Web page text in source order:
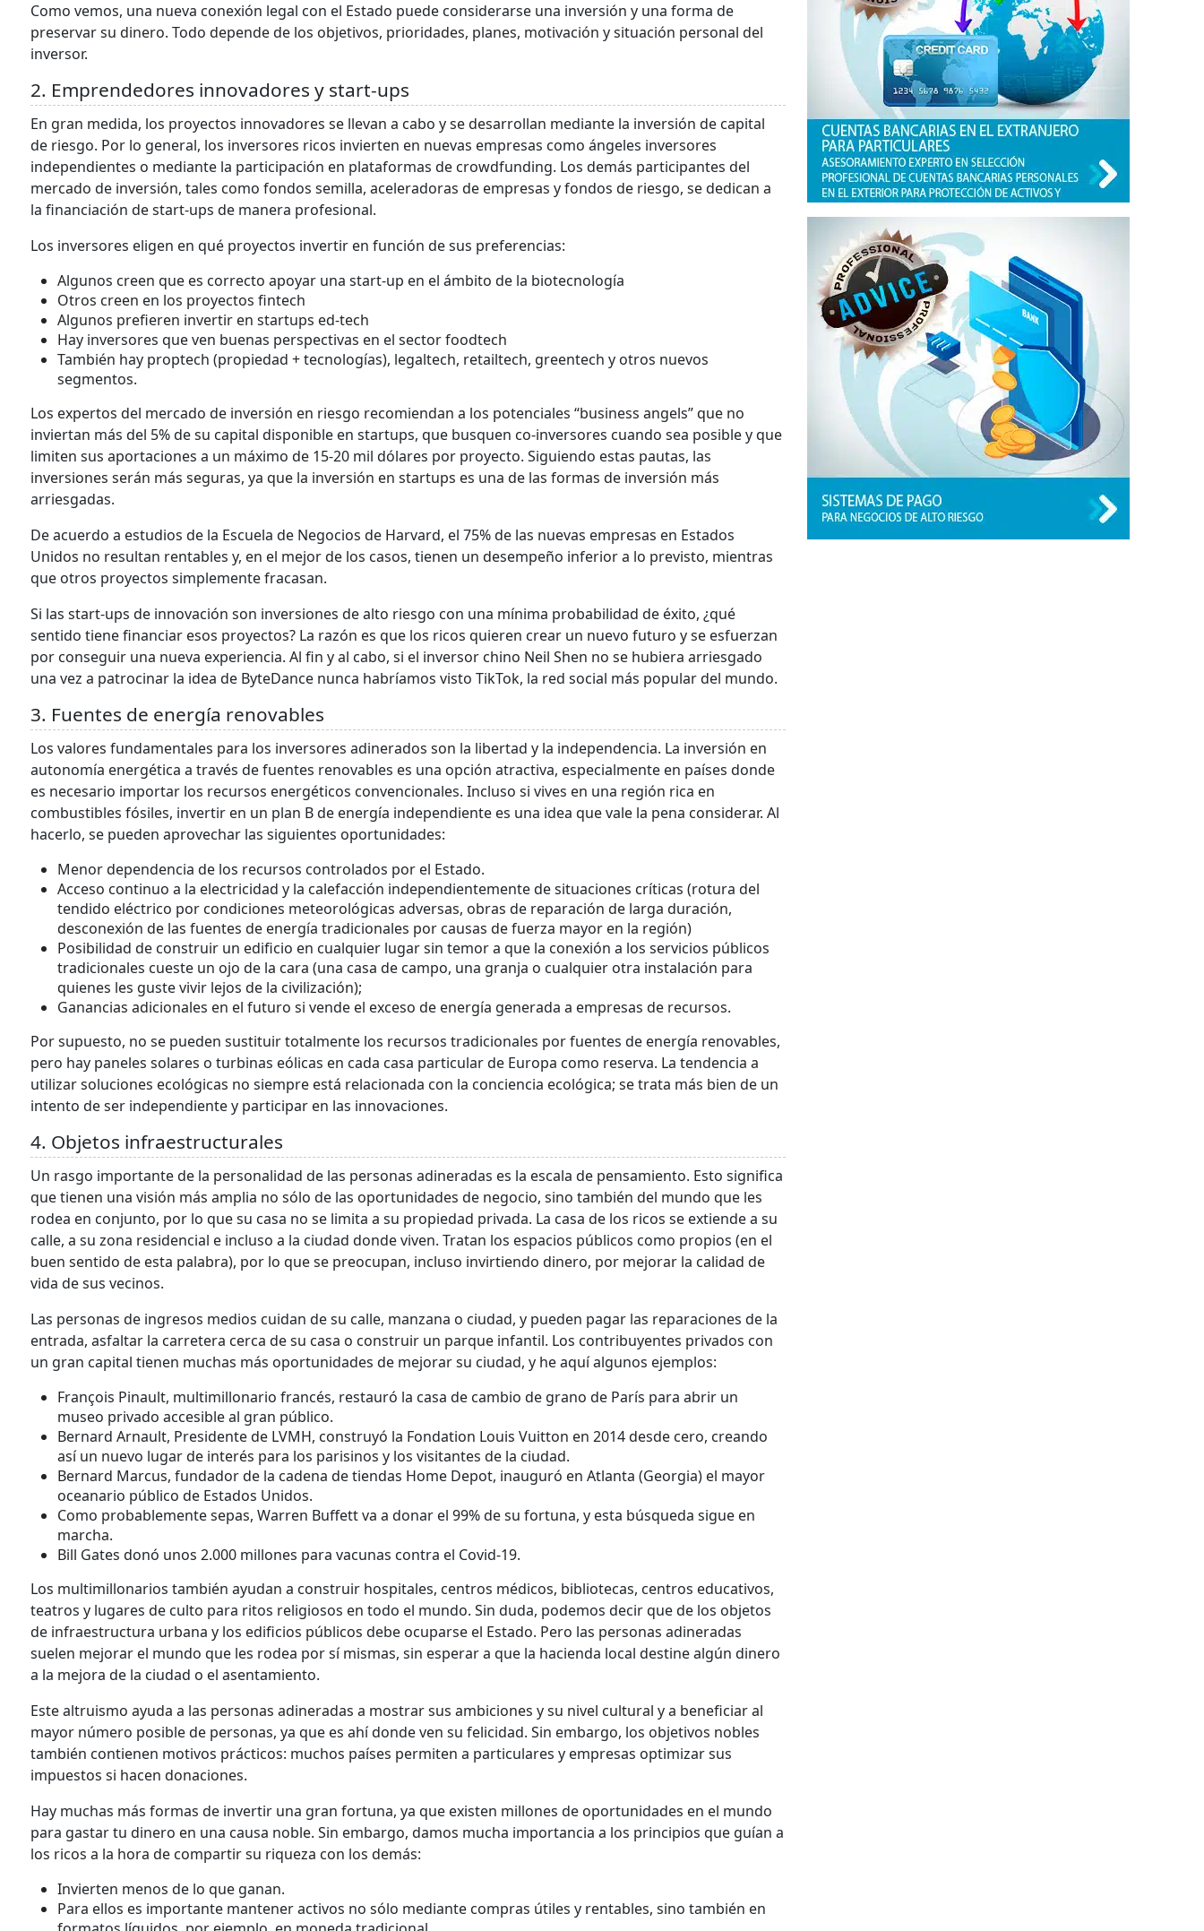
Como vemos, una nueva conexión legal con el Estado puede considerarse una inversión y una forma de
preservar su dinero. Todo depende de los objetivos, prioridades, planes, motivación y situación personal del
inversor.
2. Emprendedores innovadores y start-ups
En gran medida, los proyectos innovadores se llevan a cabo y se desarrollan mediante la inversión de capital
de riesgo. Por lo general, los inversores ricos invierten en nuevas empresas como ángeles inversores
independientes o mediante la participación en plataformas de crowdfunding. Los demás participantes del
mercado de inversión, tales como fondos semilla, aceleradoras de empresas y fondos de riesgo, se dedican a
la financiación de start-ups de manera profesional.
Los inversores eligen en qué proyectos invertir en función de sus preferencias:
Algunos creen que es correcto apoyar una start-up en el ámbito de la biotecnología
Otros creen en los proyectos fintech
Algunos prefieren invertir en startups ed-tech
Hay inversores que ven buenas perspectivas en el sector foodtech
También hay proptech (propiedad + tecnologías), legaltech, retailtech, greentech y otros nuevos
segmentos.
Los expertos del mercado de inversión en riesgo recomiendan a los potenciales “business angels” que no
inviertan más del 5% de su capital disponible en startups, que busquen co-inversores cuando sea posible y que
limiten sus aportaciones a un máximo de 15-20 mil dólares por proyecto. Siguiendo estas pautas, las
inversiones serán más seguras, ya que la inversión en startups es una de las formas de inversión más
arriesgadas.
De acuerdo a estudios de la Escuela de Negocios de Harvard, el 75% de las nuevas empresas en Estados
Unidos no resultan rentables y, en el mejor de los casos, tienen un desempeño inferior a lo previsto, mientras
que otros proyectos simplemente fracasan.
Si las start-ups de innovación son inversiones de alto riesgo con una mínima probabilidad de éxito, ¿qué
sentido tiene financiar esos proyectos? La razón es que los ricos quieren crear un nuevo futuro y se esfuerzan
por conseguir una nueva experiencia. Al fin y al cabo, si el inversor chino Neil Shen no se hubiera arriesgado
una vez a patrocinar la idea de ByteDance nunca habríamos visto TikTok, la red social más popular del mundo.
3. Fuentes de energía renovables
Los valores fundamentales para los inversores adinerados son la libertad y la independencia. La inversión en
autonomía energética a través de fuentes renovables es una opción atractiva, especialmente en países donde
es necesario importar los recursos energéticos convencionales. Incluso si vives en una región rica en
combustibles fósiles, invertir en un plan B de energía independiente es una idea que vale la pena considerar. Al
hacerlo, se pueden aprovechar las siguientes oportunidades:
Menor dependencia de los recursos controlados por el Estado.
Acceso continuo a la electricidad y la calefacción independientemente de situaciones críticas (rotura del
tendido eléctrico por condiciones meteorológicas adversas, obras de reparación de larga duración,
desconexión de las fuentes de energía tradicionales por causas de fuerza mayor en la región)
Posibilidad de construir un edificio en cualquier lugar sin temor a que la conexión a los servicios públicos
tradicionales cueste un ojo de la cara (una casa de campo, una granja o cualquier otra instalación para
quienes les guste vivir lejos de la civilización);
Ganancias adicionales en el futuro si vende el exceso de energía generada a empresas de recursos.
Por supuesto, no se pueden sustituir totalmente los recursos tradicionales por fuentes de energía renovables,
pero hay paneles solares o turbinas eólicas en cada casa particular de Europa como reserva. La tendencia a
utilizar soluciones ecológicas no siempre está relacionada con la conciencia ecológica; se trata más bien de un
intento de ser independiente y participar en las innovaciones.
4. Objetos infraestructurales
Un rasgo importante de la personalidad de las personas adineradas es la escala de pensamiento. Esto significa
que tienen una visión más amplia no sólo de las oportunidades de negocio, sino también del mundo que les
rodea en conjunto, por lo que su casa no se limita a su propiedad privada. La casa de los ricos se extiende a su
calle, a su zona residencial e incluso a la ciudad donde viven. Tratan los espacios públicos como propios (en el
buen sentido de esta palabra), por lo que se preocupan, incluso invirtiendo dinero, por mejorar la calidad de
vida de sus vecinos.
Las personas de ingresos medios cuidan de su calle, manzana o ciudad, y pueden pagar las reparaciones de la
entrada, asfaltar la carretera cerca de su casa o construir un parque infantil. Los contribuyentes privados con
un gran capital tienen muchas más oportunidades de mejorar su ciudad, y he aquí algunos ejemplos:
François Pinault, multimillonario francés, restauró la casa de cambio de grano de París para abrir un
museo privado accesible al gran público.
Bernard Arnault, Presidente de LVMH, construyó la Fondation Louis Vuitton en 2014 desde cero, creando
así un nuevo lugar de interés para los parisinos y los visitantes de la ciudad.
Bernard Marcus, fundador de la cadena de tiendas Home Depot, inauguró en Atlanta (Georgia) el mayor
oceanario público de Estados Unidos.
Como probablemente sepas, Warren Buffett va a donar el 99% de su fortuna, y esta búsqueda sigue en
marcha.
Bill Gates donó unos 2.000 millones para vacunas contra el Covid-19.
Los multimillonarios también ayudan a construir hospitales, centros médicos, bibliotecas, centros educativos,
teatros y lugares de culto para ritos religiosos en todo el mundo. Sin duda, podemos decir que de los objetos
de infraestructura urbana y los edificios públicos debe ocuparse el Estado. Pero las personas adineradas
suelen mejorar el mundo que les rodea por sí mismas, sin esperar a que la hacienda local destine algún dinero
a la mejora de la ciudad o el asentamiento.
Este altruismo ayuda a las personas adineradas a mostrar sus ambiciones y su nivel cultural y a beneficiar al
mayor número posible de personas, ya que es ahí donde ven su felicidad. Sin embargo, los objetivos nobles
también contienen motivos prácticos: muchos países permiten a particulares y empresas optimizar sus
impuestos si hacen donaciones.
Hay muchas más formas de invertir una gran fortuna, ya que existen millones de oportunidades en el mundo
para gastar tu dinero en una causa noble. Sin embargo, damos mucha importancia a los principios que guían a
los ricos a la hora de compartir su riqueza con los demás:
Invierten menos de lo que ganan.
Para ellos es importante mantener activos no sólo mediante compras útiles y rentables, sino también en